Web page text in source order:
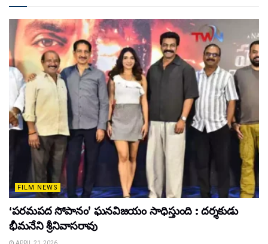
FILM NEWS
‘పరమపద సోపానం’ ఘనవిజయం సాధిస్తుంది : దర్శకుడు
భీమనేని శ్రీనివాసరావు